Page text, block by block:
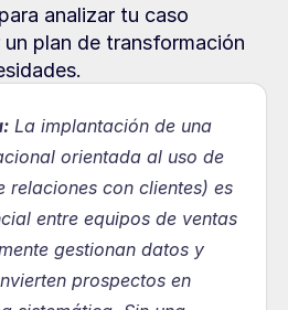
analizar tu caso
plan de transformación
La implantación de una
orientada al uso de
relaciones con clientes) es
entre equipos de ventas
gestionan datos y
prospectos en